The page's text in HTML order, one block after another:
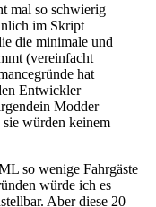
mal so schwierig
im Skript
die minimale und
(vereinfacht
hat
Entwickler
Modder
würden keinem
so wenige Fahrgäste
würde ich es
Aber diese 20